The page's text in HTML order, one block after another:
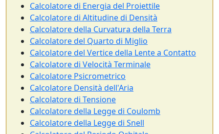
Calcolatore di Energia del Proiettile
Calcolatore di Altitudine di Densità
Calcolatore della Curvatura della Terra
Calcolatore del Quarto di Miglio
Calcolatore del Vertice della Lente a Contatto
Calcolatore di Velocità Terminale
Calcolatore Psicrometrico
Calcolatore Densità dell'Aria
Calcolatore di Tensione
Calcolatore della Legge di Coulomb
Calcolatore della Legge di Snell